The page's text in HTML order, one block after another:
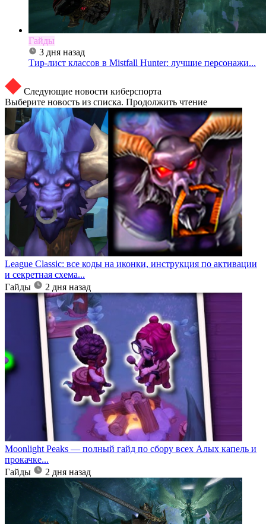
Гайды
3 дня назад
Тир-лист классов в Mistfall Hunter: лучшие персонажи...
Следующие новости киберспорта
Выберите новость из списка. Продолжить чтение
League Classic: все коды на иконки, инструкция по активации
и секретная схема...
Гайды
2 дня назад
Moonlight Peaks — полный гайд по сбору всех Алых капель и
прокачке...
Гайды
2 дня назад